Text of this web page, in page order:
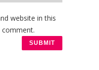
website in this